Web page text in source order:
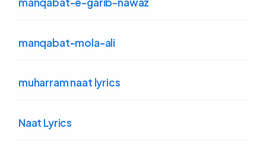
manqabat-mola-ali
muharram naat lyrics
Naat Lyrics